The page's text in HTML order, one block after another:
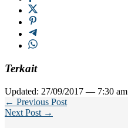
Terkait
Updated: 27/09/2017 — 7:30 am
← Previous Post
Next Post →